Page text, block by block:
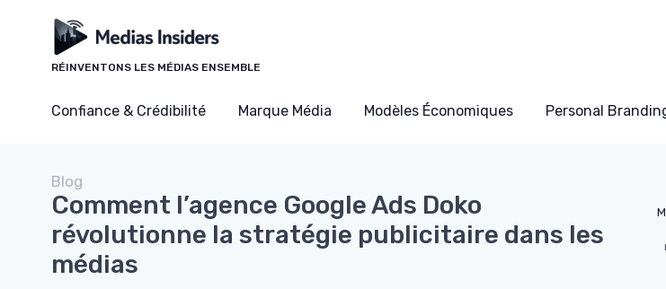
RÉINVENTONS LES MÉDIAS ENSEMBLE
Confiance & Crédibilité Marque Média Modèles Économiques Personal
Blog
Comment l’agence Google Ads Doko
révolutionne la stratégie publicitaire dans les
médias